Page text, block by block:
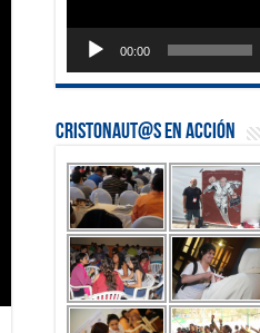
00:00
Cristonaut@s en Acción